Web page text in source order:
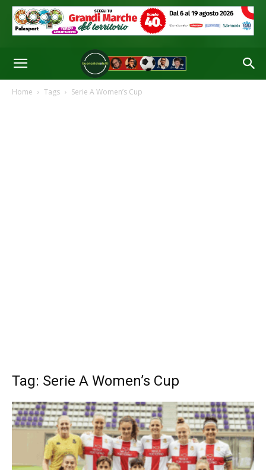
Home Tags Serie A Women’s Cup
Tag: Serie A Women’s Cup